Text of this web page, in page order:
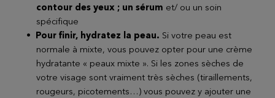
contour des yeux ; un sérum et/ ou un soin
spécifique
Pour finir, hydratez la peau. Si votre peau est
normale à mixte, vous pouvez opter pour une crème
hydratante « peaux mixte ». Si les zones sèches de
votre visage sont vraiment très sèches (tiraillements,
rougeurs, picotements…) vous pouvez y ajouter une